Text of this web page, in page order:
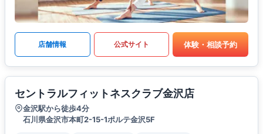
店舗情報 公式サイト 体験・相談予約
セントラルフィットネスクラブ金沢店
金沢駅から徒歩4分
石川県金沢市本町2-15-1ポルテ金沢5F